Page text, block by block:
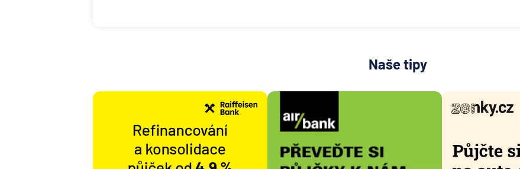
Naše tipy